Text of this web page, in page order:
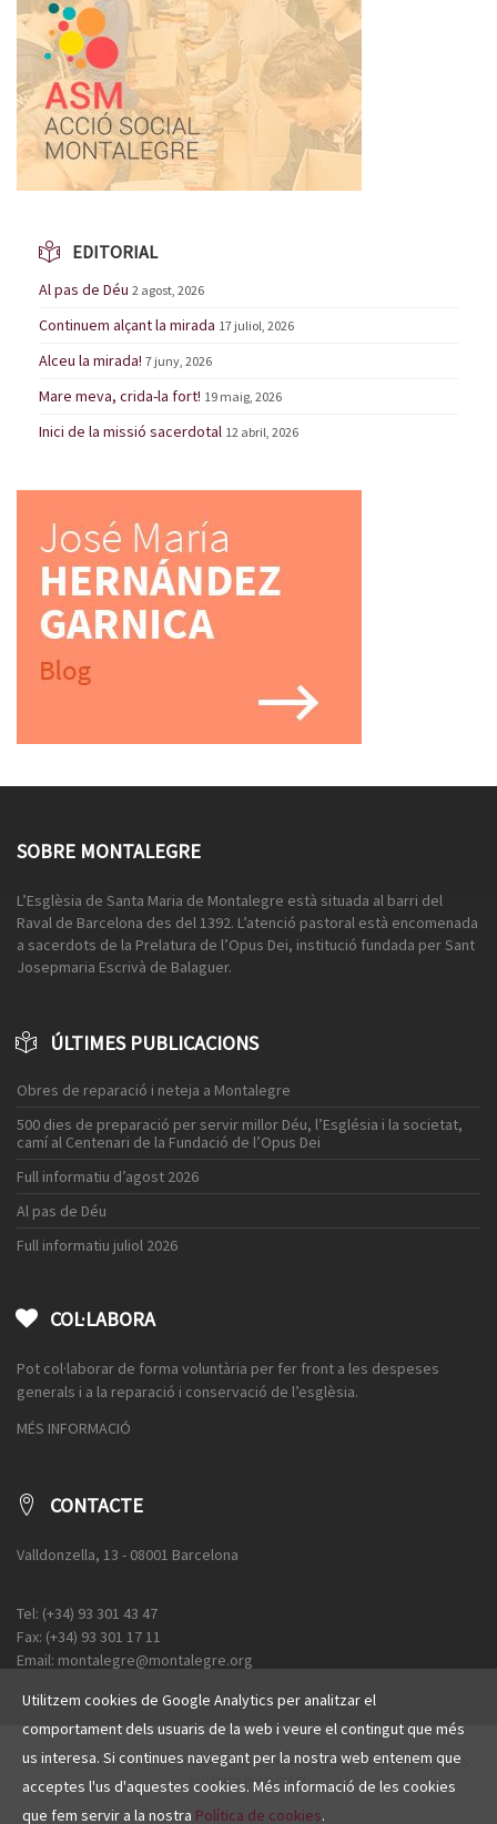
EDITORIAL
Al pas de Déu 2 agost, 2026
Continuem alçant la mirada 17 juliol, 2026
Alceu la mirada! 7 juny, 2026
Mare meva, crida-la fort! 19 maig, 2026
Inici de la missió sacerdotal 12 abril, 2026
SOBRE MONTALEGRE
L’Esglèsia de Santa Maria de Montalegre està situada al barri del
Raval de Barcelona des del 1392. L’atenció pastoral està encomenada
a sacerdots de la Prelatura de l’Opus Dei, institució fundada per Sant
Josepmaria Escrivà de Balaguer.
ÚLTIMES PUBLICACIONS
Obres de reparació i neteja a Montalegre
500 dies de preparació per servir millor Déu, l’Església i la societat,
camí al Centenari de la Fundació de l’Opus Dei
Full informatiu d’agost 2026
Al pas de Déu
Full informatiu juliol 2026
COL·LABORA
Pot col·laborar de forma voluntària per fer front a les despeses
generals i a la reparació i conservació de l’esglèsia.
MÉS INFORMACIÓ
CONTACTE
Valldonzella, 13 - 08001 Barcelona
Tel: (+34) 93 301 43 47
Fax: (+34) 93 301 17 11
Email: montalegre@montalegre.org
© 2016 Esglèsia de Santa Maria de Montalegre · AVÍS LEGAL·POLÍTICA COOKIES
POLÍTICA PRIVACITAT
Utilitzem cookies de Google Analytics per analitzar el
comportament dels usuaris de la web i veure el contingut que més
us interesa. Si continues navegant per la nostra web entenem que
acceptes l'us d'aquestes cookies. Més informació de les cookies
que fem servir a la nostra Política de cookies.